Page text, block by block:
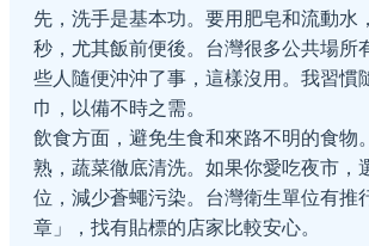
先，洗手是基本功。要用肥皂和流動水
秒，尤其飯前便後。台灣很多公共場所
些人隨便沖沖了事，這樣沒用。我習慣
巾，以備不時之需。
飲食方面，避免生食和來路不明的食物
熟，蔬菜徹底清洗。如果你愛吃夜市，
位，減少蒼蠅污染。台灣衛生單位有推
章」，找有貼標的店家比較安心。